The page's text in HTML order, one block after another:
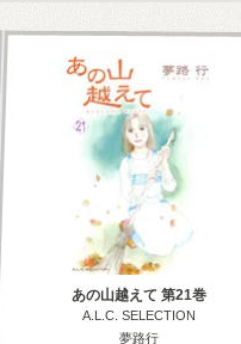
あの山越えて 第21巻
A.L.C. SELECTION
夢路行